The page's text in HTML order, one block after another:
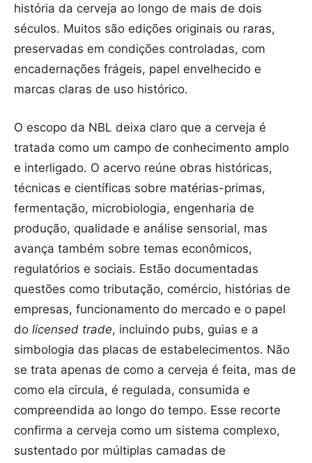
história da cerveja ao longo de mais de dois
séculos. Muitos são edições originais ou raras,
preservadas em condições controladas, com
encadernações frágeis, papel envelhecido e
marcas claras de uso histórico.
O escopo da NBL deixa claro que a cerveja é
tratada como um campo de conhecimento amplo
e interligado. O acervo reúne obras históricas,
técnicas e científicas sobre matérias-primas,
fermentação, microbiologia, engenharia de
produção, qualidade e análise sensorial, mas
avança também sobre temas econômicos,
regulatórios e sociais. Estão documentadas
questões como tributação, comércio, histórias de
empresas, funcionamento do mercado e o papel
do licensed trade, incluindo pubs, guias e a
simbologia das placas de estabelecimentos. Não
se trata apenas de como a cerveja é feita, mas de
como ela circula, é regulada, consumida e
compreendida ao longo do tempo. Esse recorte
confirma a cerveja como um sistema complexo,
sustentado por múltiplas camadas de